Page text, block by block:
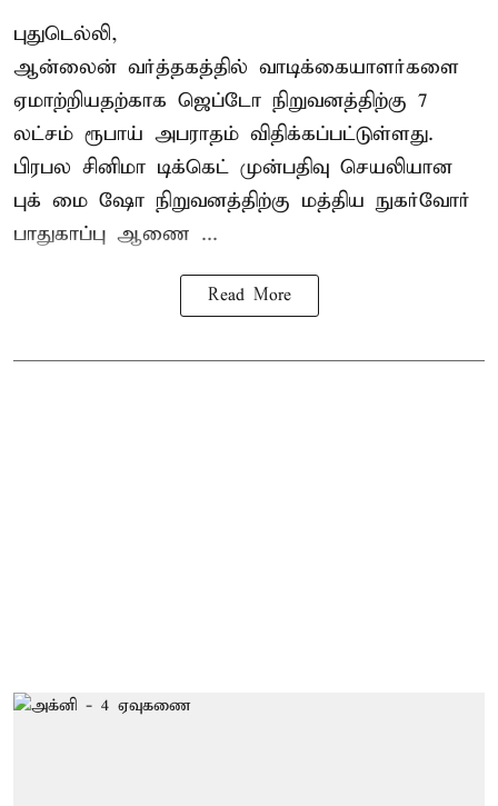
புதுடெல்லி,
ஆன்லைன் வர்த்தகத்தில் வாடிக்கையாளர்களை
ஏமாற்றியதற்காக ஜெப்டோ நிறுவனத்திற்கு 7
லட்சம் ரூபாய் அபராதம் விதிக்கப்பட்டுள்ளது.
பிரபல சினிமா டிக்கெட் முன்பதிவு செயலியான
புக் மை ஷோ நிறுவனத்திற்கு மத்திய நுகர்வோர்
பாதுகாப்பு ஆணை ...
Read More